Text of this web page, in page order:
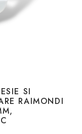
SI
RAIMONDI